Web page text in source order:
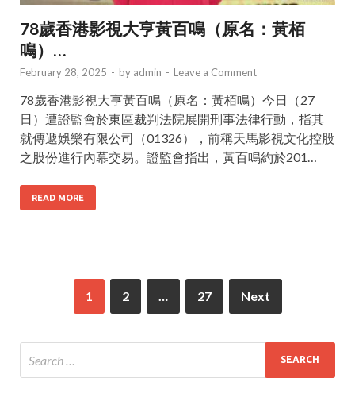
78歲香港影視大亨黃百鳴（原名：黃栢
鳴）…
February 28, 2025 - by admin - Leave a Comment
78歲香港影視大亨黃百鳴（原名：黃栢鳴）今日（27
日）遭證監會於東區裁判法院展開刑事法律行動，指其
就傳遞娛樂有限公司（01326），前稱天馬影視文化控股
之股份進行內幕交易。證監會指出，黃百鳴約於201…
READ MORE
1 2 27 Next